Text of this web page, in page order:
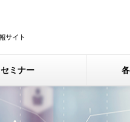
セミナー